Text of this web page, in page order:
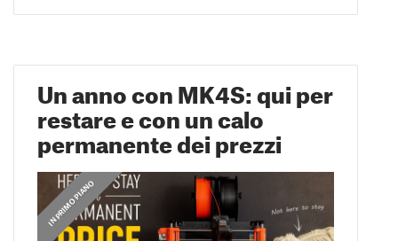
Un anno con MK4S: qui per
restare e con un calo
permanente dei prezzi
COMUNICATI
,
IN PRIMO PIANO